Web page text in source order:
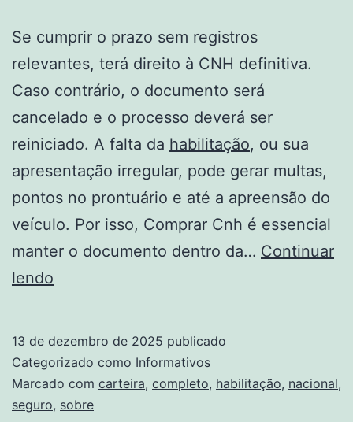
Se cumprir o prazo sem registros
relevantes, terá direito à CNH definitiva.
Caso contrário, o documento será
cancelado e o processo deverá ser
reiniciado. A falta da habilitação, ou sua
apresentação irregular, pode gerar multas,
pontos no prontuário e até a apreensão do
veículo. Por isso, Comprar Cnh é essencial
manter o documento dentro da… Continuar
lendo
uma
CNH?
Um
13 de dezembro de 2025 publicado
Categorizado como Informativos
Marcado com carteira, completo, habilitação, nacional,
seguro, sobre